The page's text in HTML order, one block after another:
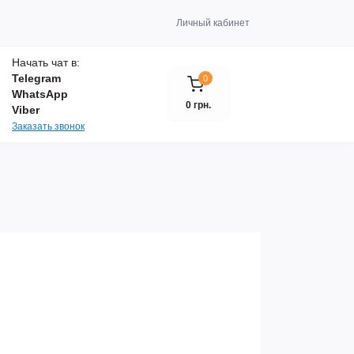
Личный кабинет
Начать чат в:
Telegram
WhatsApp
Viber
Заказать звонок
0
0 грн.